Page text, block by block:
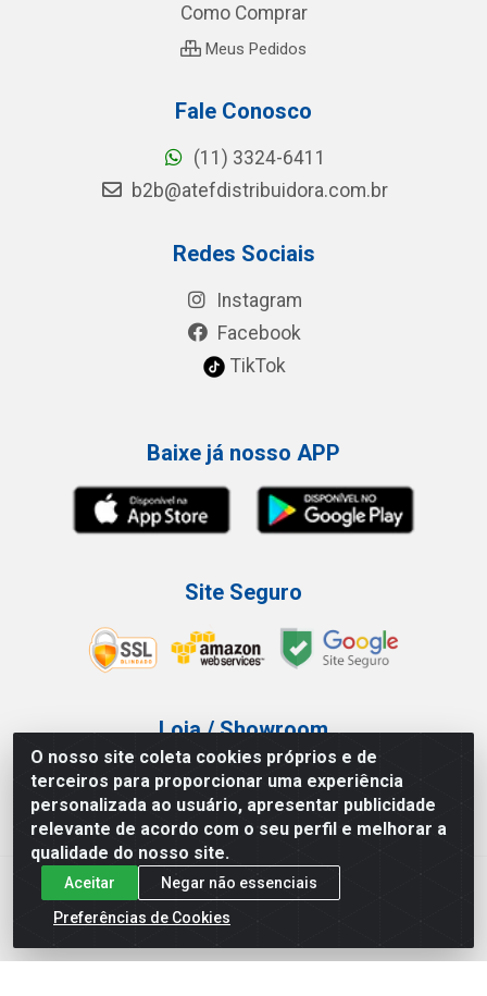
O nosso site coleta cookies próprios e de
terceiros para proporcionar uma experiência
personalizada ao usuário, apresentar publicidade
relevante de acordo com o seu perfil e melhorar a
qualidade do nosso site.
Aceitar
Negar não essenciais
Preferências de Cookies
Como Comprar
Meus Pedidos
Fale Conosco
(11) 3324-6411
b2b@atefdistribuidora.com.br
Redes Sociais
Instagram
Facebook
TikTok
Baixe já nosso APP
Site Seguro
Loja / Showroom
Tel.: (11) 3227-0546
Av Vautier, 587/597 - Pari - São Paulo/SP
Atef Distribuidora LTDA - Av. Vautier, 585/597 - Pari - São
Paulo/SP - CEP 03.032-000 - CNPJ 27.717.135/0001-29